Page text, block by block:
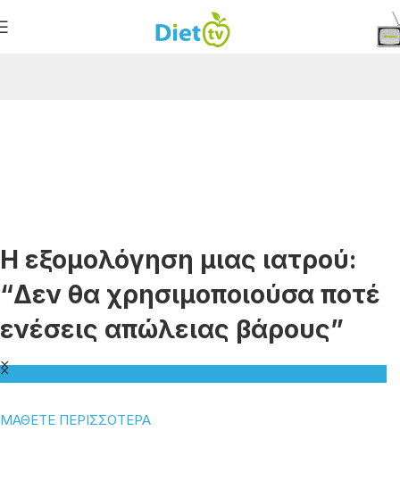
Η εξομολόγηση μιας ιατρού:
“Δεν θα χρησιμοποιούσα ποτέ
ενέσεις απώλειας βάρους”
ΜΑΘΕΤΕ ΠΕΡΙΣΣΟΤΕΡΑ